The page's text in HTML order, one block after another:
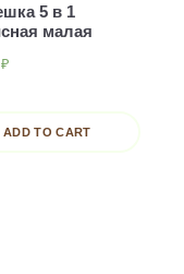
5 в 1
малая
₽
ADD TO CART